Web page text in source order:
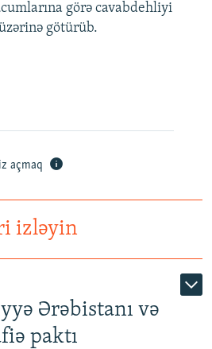
görə cavabdehliyi
götürüb.
açmaq
izləyin
Ərəbistanı və
paktı